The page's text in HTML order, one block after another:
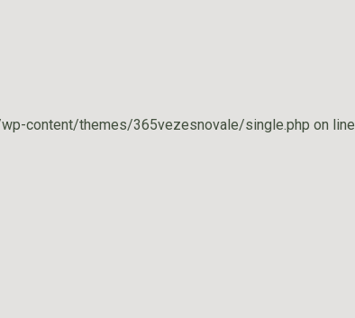
content/themes/365vezesnovale/single.php on line